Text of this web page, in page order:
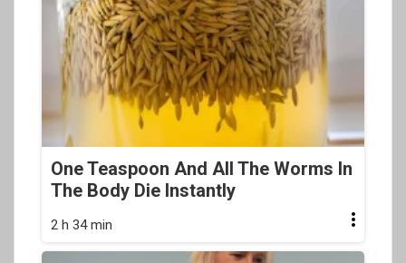
One Teaspoon And All The Worms In
The Body Die Instantly
2 h 34 min